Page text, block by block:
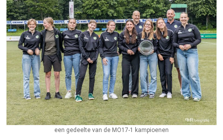
een gedeelte van de MO17-1 kampioenen